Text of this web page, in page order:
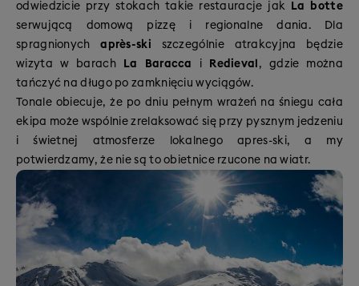
odwiedzicie przy stokach takie restauracje jak
La botte
serwującą domową pizzę i regionalne dania. Dla
spragnionychaprès-ski szczególnie atrakcyjna będzie
wizyta w barach
La Baracca i Redieval , gdzie można
tańczyć na długo po zamknięciu wyciągów.
Tonale obiecuje, że po dniu pełnym wrażeń na śniegu cała
ekipa może wspólnie zrelaksować się przy pysznym jedzeniu
i świetnej atmosferze lokalnego apres-ski, a my
potwierdzamy, że nie są to obietnice rzucone na wiatr.